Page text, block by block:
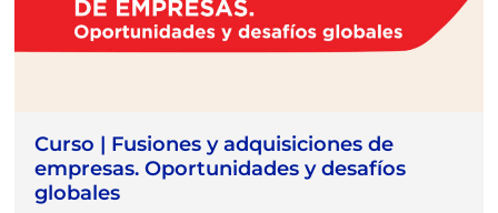
Curso | Fusiones y adquisiciones de
empresas. Oportunidades y desafíos
globales